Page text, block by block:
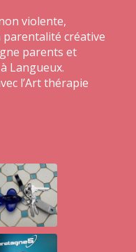
violente,
créative
parents et
Langueux.
l’Art thérapie